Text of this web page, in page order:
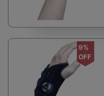
9%
OFF